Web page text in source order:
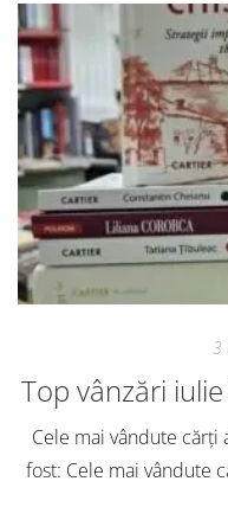
3
Top vânzări
Cele mai vândute
fost: Cele mai vândute